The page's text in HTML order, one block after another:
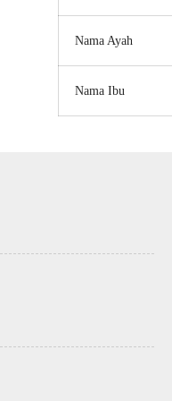
Nama Ayah
Nama Ibu